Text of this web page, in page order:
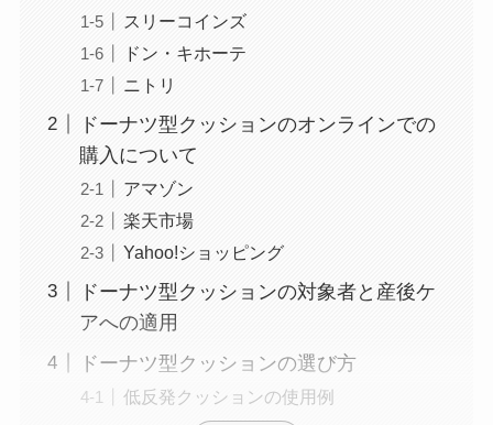
スリーコインズ
ドン・キホーテ
ニトリ
ドーナツ型クッションのオンラインでの
購入について
アマゾン
楽天市場
Yahoo!ショッピング
ドーナツ型クッションの対象者と産後ケ
アへの適用
ドーナツ型クッションの選び方
低反発クッションの使用例